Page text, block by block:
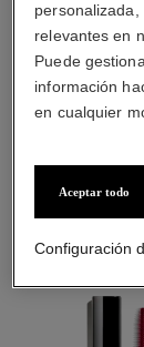
LA
relevantes en
Puede
información
en cualquier
Aceptar todo
Configuración